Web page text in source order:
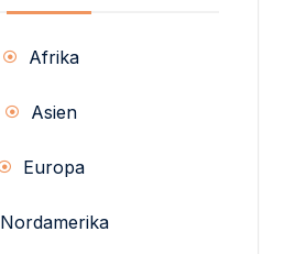
Afrika
Asien
Europa
Nordamerika